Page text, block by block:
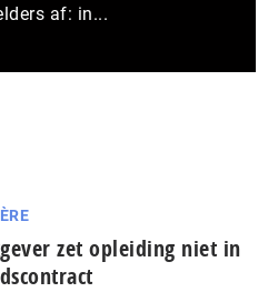
af: in...
zet opleiding niet in